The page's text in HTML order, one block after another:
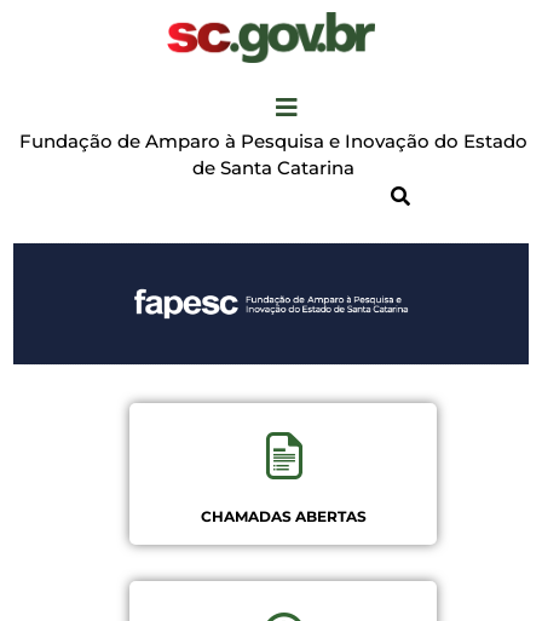
Fundação de Amparo à Pesquisa e Inovação do Estado
de Santa Catarina
CHAMADAS ABERTAS